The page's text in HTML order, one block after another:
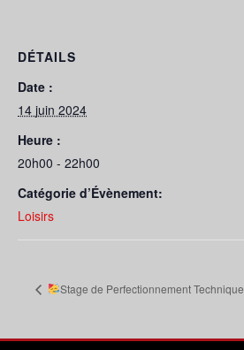
DÉTAILS
Date :
14 juin 2024
Heure :
20h00 - 22h00
Catégorie d’Évènement:
Loisirs
Stage de Perfectionnement Technique